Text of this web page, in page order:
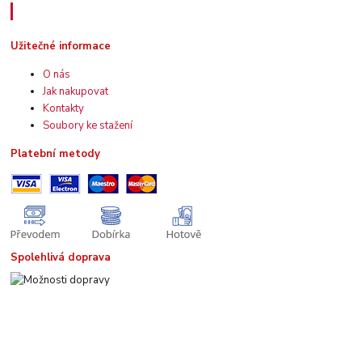
Užitečné informace
O nás
Jak nakupovat
Kontakty
Soubory ke stažení
Platební metody
Spolehlivá doprava